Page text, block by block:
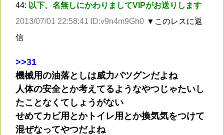
44: 以下、名無しにかわりましてVIPがお送りします
2013/07/01 22:58:41 ID:v9n4m9Gh0 ▼このレスに返
信
>>31
機械用の油落としは威力バツグンだよね
人体の安全とか考えてるようなやつじゃたいし
たことなくてしょうがない
せめてカビ用とかトイレ用とか換気気をつけて
混ぜなってやつだよね